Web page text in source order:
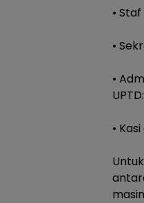
‎•
‎•
‎•
‎•